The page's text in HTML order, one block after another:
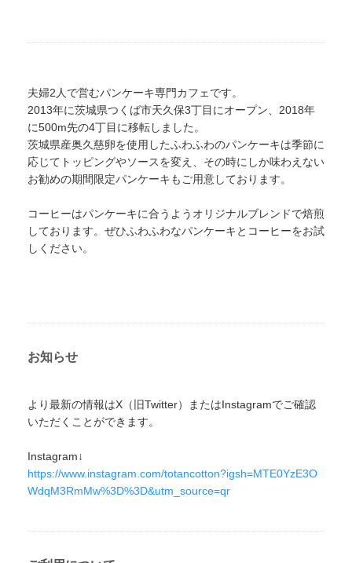
夫婦2人で営むパンケーキ専門カフェです。
2013年に茨城県つくば市天久保3丁目にオープン、2018年
に500m先の4丁目に移転しました。
茨城県産奥久慈卵を使用したふわふわのパンケーキは季節に
応じてトッピングやソースを変え、その時にしか味わえない
お勧めの期間限定パンケーキもご用意しております。
コーヒーはパンケーキに合うようオリジナルブレンドで焙煎
しております。ぜひふわふわなパンケーキとコーヒーをお試
しください。
お知らせ
より最新の情報はX（旧Twitter）またはInstagramでご確認
いただくことができます。
Instagram↓
https://www.instagram.com/totancotton?igsh=MTE0YzE3O
WdqM3RmMw%3D%3D&utm_source=qr